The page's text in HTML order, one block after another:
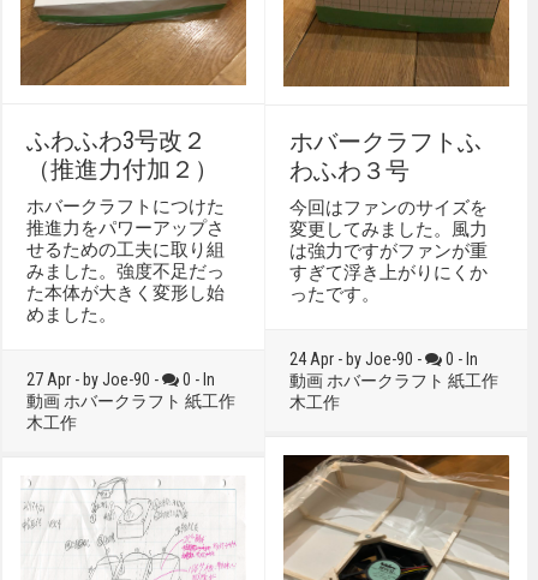
ふわふわ3号改２
（推進力付加２）
ホバークラフトにつけた
推進力をパワーアップさ
せるための工夫に取り組
みました。強度不足だっ
た本体が大きく変形し始
めました。
27 Apr - by Joe-90 -
0 - In
動画 ホバークラフト 紙工作
木工作
ホバークラフトふ
わふわ３号
今回はファンのサイズを
変更してみました。風力
は強力ですがファンが重
すぎて浮き上がりにくか
ったです。
24 Apr - by Joe-90 -
0 - In
動画 ホバークラフト 紙工作
木工作